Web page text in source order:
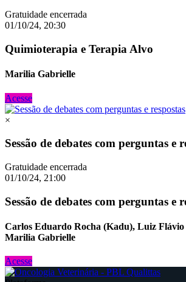
Gratuidade encerrada
01/10/24, 20:30
Quimioterapia e Terapia Alvo
Marilia Gabrielle
Acesse
×
Sessão de debates com perguntas e
Gratuidade encerrada
01/10/24, 21:00
Sessão de debates com perguntas e
Carlos Eduardo Rocha (Kadu), Luiz Flávio
Marilia Gabrielle
Acesse